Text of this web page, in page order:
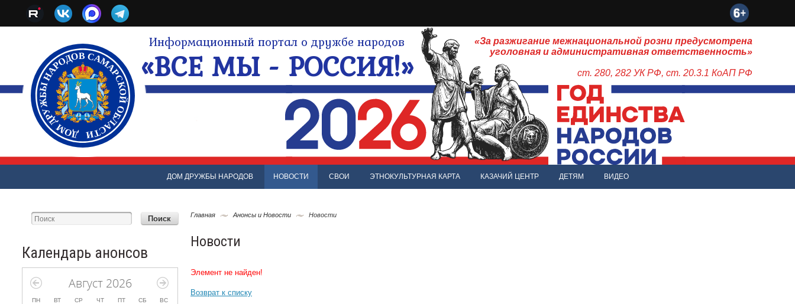
Информационный портал о дружбе народов
«ВСЕ МЫ - РОССИЯ!»
«За разжигание межнациональной розни предусмотрена
уголовная и административная ответственность»
ст. 280, 282 УК РФ, ст. 20.3.1 КоАП РФ
ДОМ ДРУЖБЫ НАРОДОВ НОВОСТИ СВОИ ЭТНОКУЛЬТУРНАЯ КАРТА КАЗАЧИЙ ЦЕНТР ДЕТЯМ ВИДЕО
Календарь анонсов
Август 2026
ПН ВТ СР ЧТ ПТ СБ ВС
Главная Анонсы и Новости Новости
Новости
Элемент не найден!
Возврат к списку